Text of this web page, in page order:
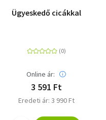
Ügyeskedő cicákkal
Online ár:
3 591 Ft
Eredeti ár: 3 990 Ft